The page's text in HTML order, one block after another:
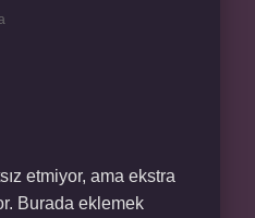
etmiyor, ama ekstra
Burada eklemek